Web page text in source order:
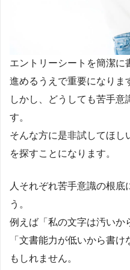
エントリーシートを簡潔に
進めるうえで重要になりま
しかし、どうしても苦手
す。
そんな方に是非試してほし
を探すことになります。
人それぞれ苦手意識の根底
う。
例えば「私の文字は汚いか
「文書能力が低いから書
もしれません。